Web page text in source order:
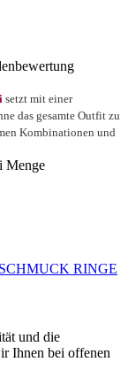
setzt mit einer
das gesamte Outfit zu
Kombinationen und
Menge
RINGE
und die
Ihnen bei offenen